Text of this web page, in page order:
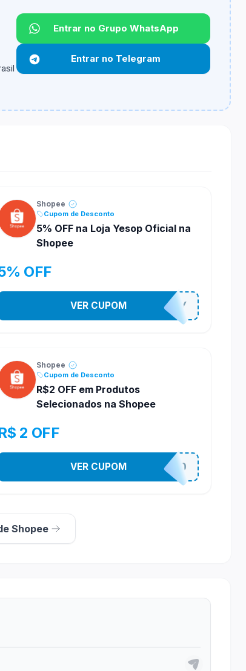
Entrar no Grupo WhatsApp
Entrar no Telegram
Shopee
Cupom de Desconto
5% OFF na Loja Yesop Oficial na
Shopee
OFF
YESO274Y
VER CUPOM
Shopee
Cupom de Desconto
R$2 OFF em Produtos
Selecionados na Shopee
2 OFF
VNOXVHJFD
VER CUPOM
Shopee